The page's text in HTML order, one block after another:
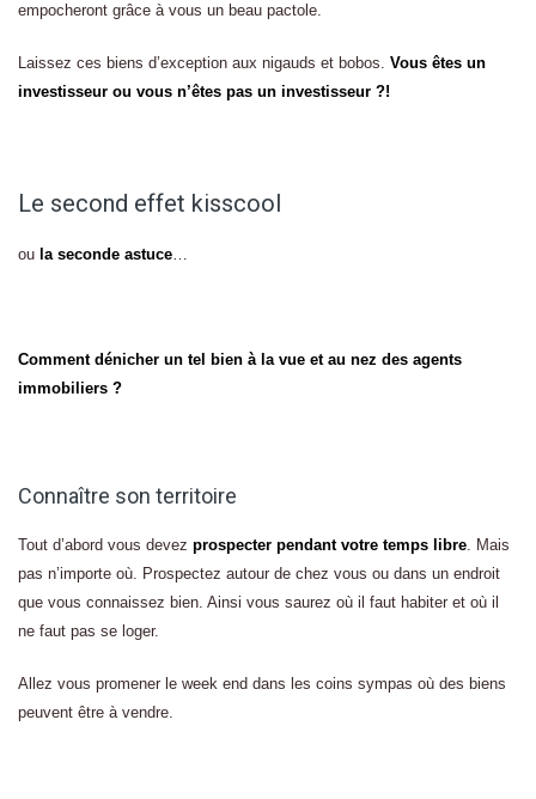
empocheront grâce à vous un beau pactole.
Laissez ces biens d’exception aux nigauds et bobos. Vous êtes un
investisseur ou vous n’êtes pas un investisseur ?!
Le second effet kisscool
ou la seconde astuce…
Comment dénicher un tel bien à la vue et au nez des agents
immobiliers ?
Connaître son territoire
Tout d’abord vous devez prospecter pendant votre temps libre. Mais
pas n’importe où. Prospectez autour de chez vous ou dans un endroit
que vous connaissez bien. Ainsi vous saurez où il faut habiter et où il
ne faut pas se loger.
Allez vous promener le week end dans les coins sympas où des biens
peuvent être à vendre.